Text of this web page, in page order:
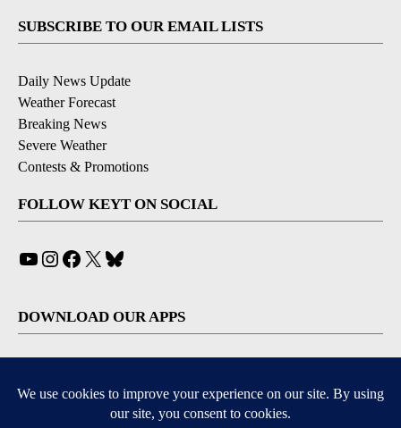
SUBSCRIBE TO OUR EMAIL LISTS
Daily News Update
Weather Forecast
Breaking News
Severe Weather
Contests & Promotions
FOLLOW KEYT ON SOCIAL
YouTube
Instagram
Facebook
X
DOWNLOAD OUR APPS